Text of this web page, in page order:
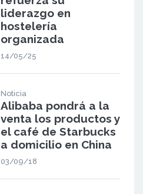
liderazgo en
hostelería
organizada
14/05/25
Noticia
Alibaba pondrá a la
venta los productos y
el café de Starbucks
a domicilio en China
03/09/18